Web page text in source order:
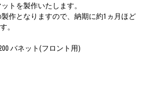
トを製作いたします。
作となりますので、納期に約1ヵ月ほど
。
バネット(フロント用)